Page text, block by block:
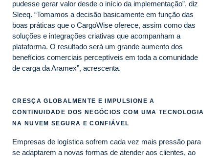
pudesse gerar valor desde o início da implementação”, diz
Sleeq. “Tomamos a decisão basicamente em função das
boas práticas que o CargoWise oferece, assim como das
soluções e integrações criativas que acompanham a
plataforma. O resultado será um grande aumento dos
benefícios comerciais perceptíveis em toda a comunidade
de carga da Aramex”, acrescenta.
CRESÇA GLOBALMENTE E IMPULSIONE A
CONTINUIDADE DOS NEGÓCIOS COM UMA TECNOLOGIA
NA NUVEM SEGURA E CONFIÁVEL
Empresas de logística sofrem cada vez mais pressão para
se adaptarem a novas formas de atender aos clientes, ao